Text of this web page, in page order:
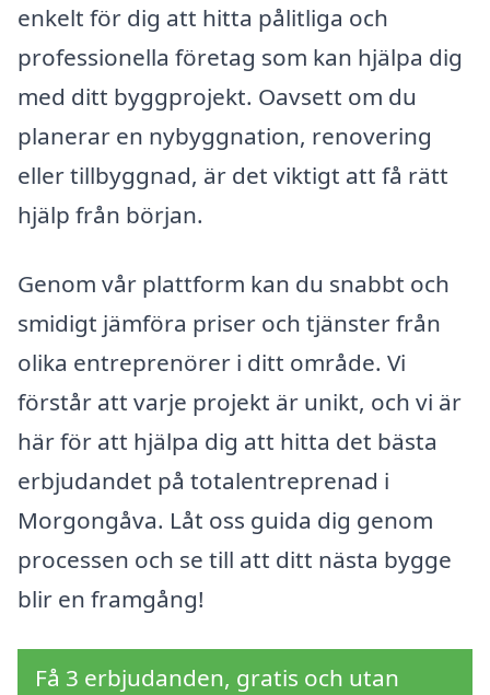
enkelt för dig att hitta pålitliga och
professionella företag som kan hjälpa dig
med ditt byggprojekt. Oavsett om du
planerar en nybyggnation, renovering
eller tillbyggnad, är det viktigt att få rätt
hjälp från början.
Genom vår plattform kan du snabbt och
smidigt jämföra priser och tjänster från
olika entreprenörer i ditt område. Vi
förstår att varje projekt är unikt, och vi är
här för att hjälpa dig att hitta det bästa
erbjudandet på totalentreprenad i
Morgongåva. Låt oss guida dig genom
processen och se till att ditt nästa bygge
blir en framgång!
Få 3 erbjudanden, gratis och utan